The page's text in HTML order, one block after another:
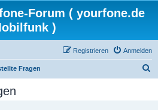
Forum ( yourfone.de
)
Anmelden
Registrieren
Fragen